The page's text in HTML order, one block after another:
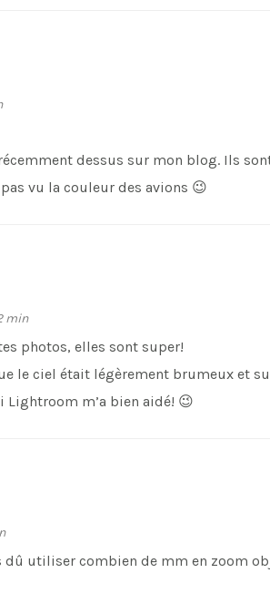
dessus sur mon blog. Ils
vu la couleur des avions 😉
min
photos, elles sont super!
le ciel était légèrement brumeux et
Lightroom m’a bien aidé! 😉
dû utiliser combien de mm en zoom